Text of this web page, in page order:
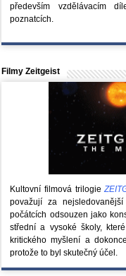
především vzdělávacím
poznatcích.
Filmy Zeitgeist
Kultovní filmová trilogie
považují za
počátcích odsouzen jako
střední a vysoké školy,
kritického myšlení a
protože to byl skutečný účel.